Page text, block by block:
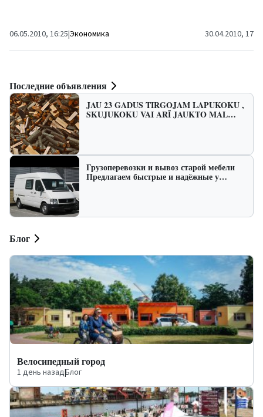
06.05.2010, 16:25|Экономика 30.04.2010, 17:14
Последние объявления
JAU 23 GADUS TIRGOJAM LAPUKOKU ,
SKUJUKOKU VAI ARĪ JAUKTO MAL…
Грузоперевозки и вывоз старой мебели
Предлагаем быстрые и надёжные у…
Блог
Велосипедный город
1 день назад|Блог